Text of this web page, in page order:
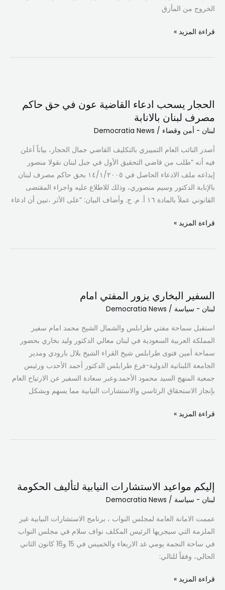
الخروج من المأزق
قراءة المزيد »
الحجار يسحب ادعاء القاضية عون في حق حاكم
مصرف لبنان بالانابة
لبنان - أمن وقضاء /
Democratia News
أصدر النائب العام التمييزي بالتكليف القاضي جمال الحجار، بياناً أعلن
فيه أنه “طلب من قاضي التحقيق الأول في جبل لبنان نقولا منصور
إيداعه ملف الادعاء الحاصل في ١٤/١/٢٠٠٥ بحق حاكم مصرف لبنان
بالإنابة الدكتور وسيم منصوري، وذلك للاطلاع عليه واجراء المقتضى
القانوني عملاً بالمادة ١٦ أ. م. ج. وأضاف البيان: “على الأثر ،تبين أن ادعاء
ادعاء
القاضية
عون
في
حاكم
مصرف
لبنان
بالانابة
قراءة المزيد »
السفير البخاري يزور المفتي امام
لبنان - سياسة /
Democratia News
استقبل سماحة مفتي طرابلس والشمال الشيخ محمد امام سفير
المملكة العربية السعودية في لبنان معالي الدكتور وليد بخاري بحضور
سماحة أمين فتوى طرابلس شيخ القراء الشيخ بلال بارودي ومدير
الجامعة اللبنانية الدولية-فرع طرابلس الدكتور أحمد الأحدب ورئيس
جمعية المنهج السيد محمود الأحمد.وعبر سعادة السفير عن الارتياح العام
بإنجاز الاستحقاق الرئاسي والاستشارات النيابية مما يسهم وبشكل
يزور
المفتي
قراءة المزيد »
إليكم مواعيد الاستشارات النيابية لتأليف الحكومة
لبنان - سياسة /
Democratia News
عممت الامانة العامة لمجلس النواب ، برنامج الاستشارات النيابية غير
الملزمة التي سيجريها الرئيس المكلف نواف سلام في مجلس النواب
في ساحة النجمة يومي غد الاربعاء والخميس في 15 و16 كانون الثاني
الحالي، وفقاً للتالي:
الاستشارات
النيابية
قراءة المزيد »